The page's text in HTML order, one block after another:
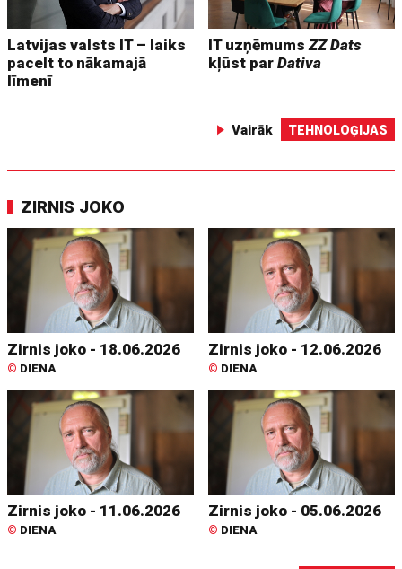
Latvijas valsts IT – laiks
pacelt to nākamajā
līmenī
IT uzņēmumsZZ Dats
kļūst parDativa
Vairāk TEHNOLOĢIJAS
ZIRNIS JOKO
Zirnis joko - 18.06.2026
© DIENA
Zirnis joko - 12.06.2026
© DIENA
Zirnis joko - 11.06.2026
© DIENA
Zirnis joko - 05.06.2026
© DIENA